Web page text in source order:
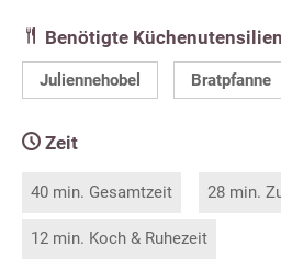
Benötigte Küchenutensilien
Juliennehobel Bratpfanne
Zeit
40 min. Gesamtzeit 28 min.
12 min. Koch & Ruhezeit